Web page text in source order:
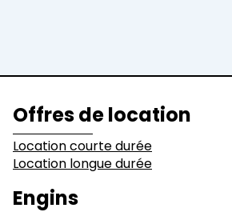
Bâtiments
Offres de location
Location courte durée
Location longue durée
Engins